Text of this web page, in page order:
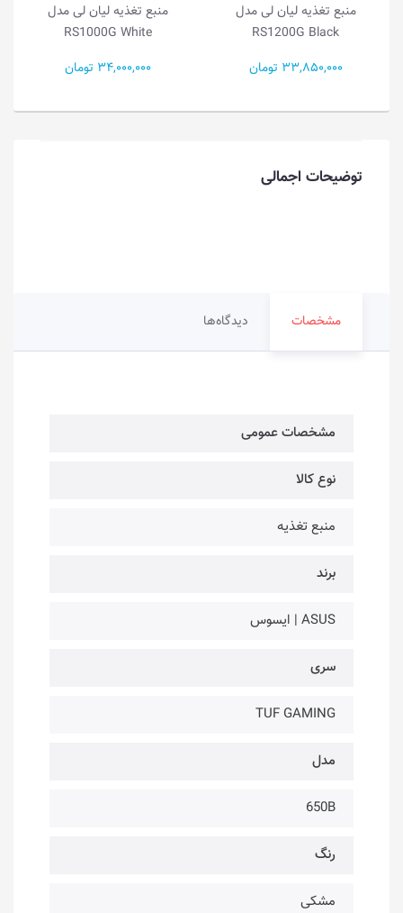
منبع تغذیه لیان لی مدل
RS1200G Black
33,850,000 تومان
منبع تغذیه لیان لی مدل
RS1000G White
34,000,000 تومان
توضیحات اجمالی
مشخصات دیدگاه‌ها
مشخصات عمومی
نوع کالا
منبع تغذیه
برند
ASUS | ایسوس
سری
TUF GAMING
مدل
650B
رنگ
مشکی